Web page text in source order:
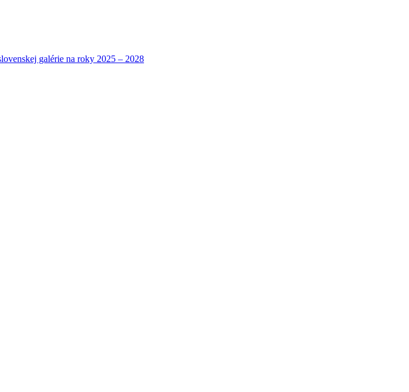
galérie na roky 2025 – 2028